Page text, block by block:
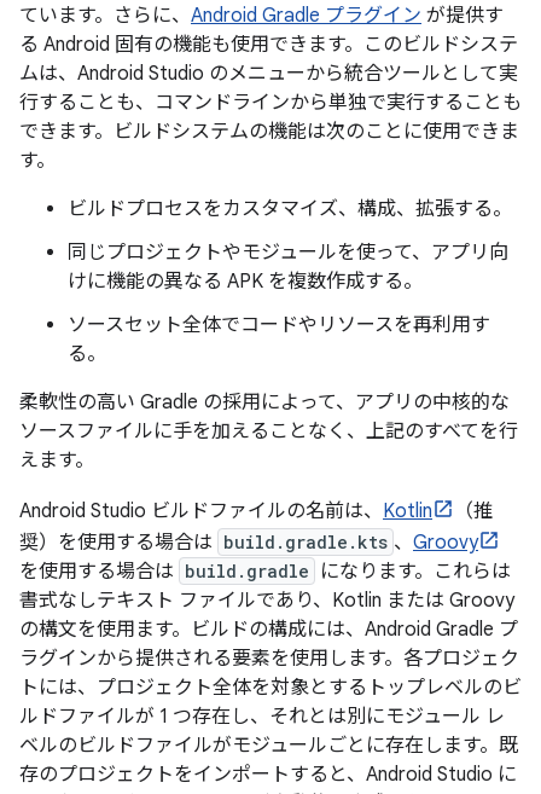
ています。さらに、 Android Gradle プラグイン が提供す
る Android 固有の機能も使用できます。このビルドシステ
ムは、Android Studio のメニューから統合ツールとして実
行することも、コマンドラインから単独で実行することも
できます。ビルドシステムの機能は次のことに使用できま
す。
ビルドプロセスをカスタマイズ、構成、拡張する。
同じプロジェクトやモジュールを使って、アプリ向
けに機能の異なる APK を複数作成する。
ソースセット全体でコードやリソースを再利用す
る。
柔軟性の高い Gradle の採用によって、アプリの中核的な
ソースファイルに手を加えることなく、上記のすべてを行
えます。
Android Studio ビルドファイルの名前は、 Kotlin
（推
奨）を使用する場合は build.gradle.kts 、 Groovy
を使用する場合は build.gradle
になります。これらは
書式なしテキスト ファイルであり、Kotlin または Groovy
の構文を使用ます。ビルドの構成には、Android Gradle プ
ラグインから提供される要素を使用します。各プロジェク
トには、プロジェクト全体を対象とするトップレベルのビ
ルドファイルが 1 つ存在し、それとは別にモジュール レ
ベルのビルドファイルがモジュールごとに存在します。既
存のプロジェクトをインポートすると、Android Studio に